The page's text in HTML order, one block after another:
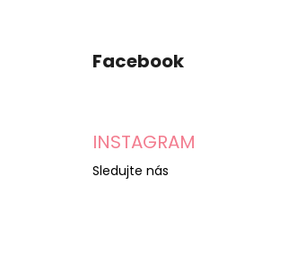
Facebook
INSTAGRAM
Sledujte nás